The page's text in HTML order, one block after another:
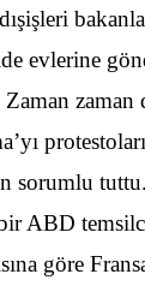
evlerine
sorumlu
ABD
göre